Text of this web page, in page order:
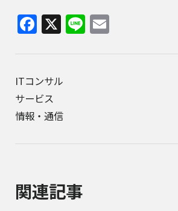
Facebook
X Line
ITコンサル
サービス
情報・通信
関連記事